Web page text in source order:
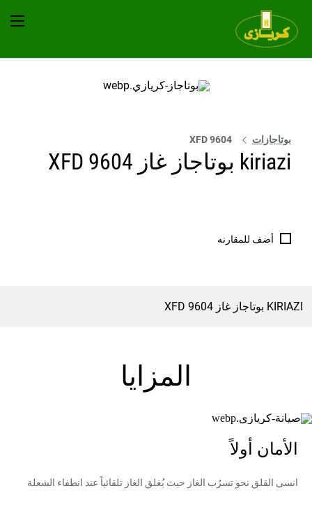
بوتاجازات 9604 XFD
kiriazi بوتاجاز غاز 9604 XFD
أضف للمقارنه
KIRIAZI بوتاجاز غاز 9604 XFD
المزايا
الأمان أولاً
انسى القلق نحو تسرُب الغاز حيث يُغلق الغاز تلقائياً عند انطفاء الشعلة